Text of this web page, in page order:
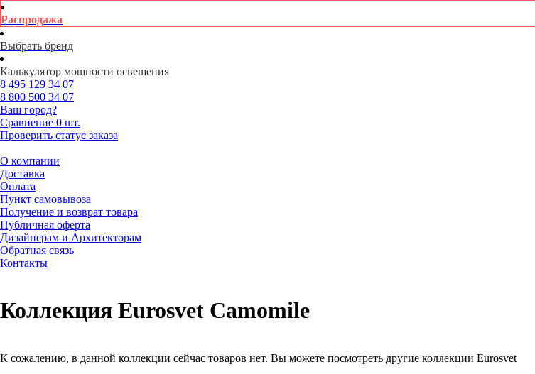
Распродажа
Выбрать бренд
Калькулятор мощности освещения
8 495 129 34 07
8 800 500 34 07
Ваш город?
Сравнение 0 шт.
Проверить статус заказа
О компании
Доставка
Оплата
Пункт самовывоза
Получение и возврат товара
Публичная оферта
Дизайнерам и Архитекторам
Обратная связь
Контакты
Коллекция Eurosvet Camomile
К сожалению, в данной коллекции сейчас товаров нет. Вы можете посмотреть другие коллекции Eurosvet